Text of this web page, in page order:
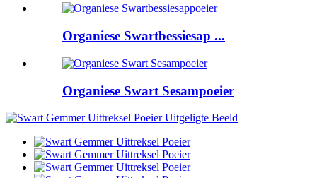
Organiese Swartbessiesap ...
Organiese Swart Sesampoeier